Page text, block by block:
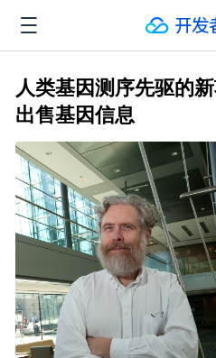
人类基因测序先驱的
出售基因信息